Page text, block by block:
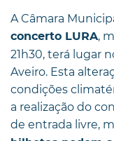
A Câmara
concerto LURA,
21h30, terá lugar
Aveiro. Esta
condições
a realização do
de entrada livre,